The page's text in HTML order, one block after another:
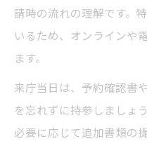
請時の流れの理解です。
いるため、オンラインや
ます。
来庁当日は、予約確認書
を忘れずに持参しましょ
必要に応じて追加書類の